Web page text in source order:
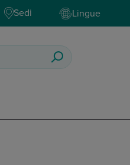
Sedi Lingue